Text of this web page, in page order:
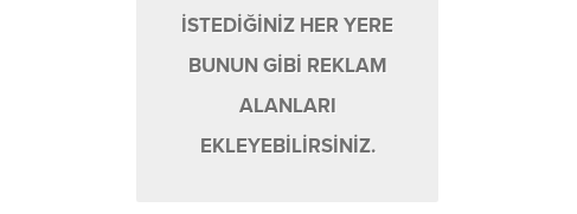
İSTEDİĞİNİZ HER YERE
BUNUN GİBİ REKLAM
ALANLARI
EKLEYEBİLİRSİNİZ.